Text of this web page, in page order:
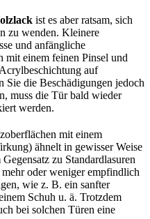
ist es aber ratsam, sich
zu wenden. Kleinere
und anfängliche
mit einem feinen Pinsel und
auf
Sie die Beschädigungen jedoch
muss die Tür bald wieder
werden.
mit einem
ähnelt in gewisser Weise
zu Standardlasuren
oder weniger empfindlich
wie z. B. ein sanfter
Schuh u. ä. Trotzdem
bei solchen Türen eine